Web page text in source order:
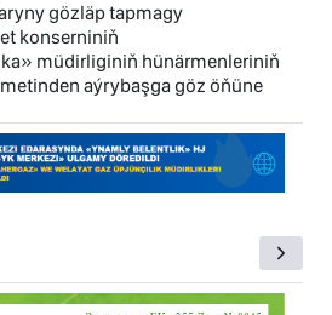
gözläp tapmagy
konserniniň
müdirliginiň hünärmenleriniň
aýrybaşga göz öňüne